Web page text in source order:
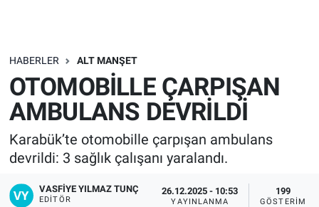
HABERLER ALT MANŞET
OTOMOBİLLE ÇARPIŞAN
AMBULANS DEVRİLDİ
Karabük’te otomobille çarpışan ambulans
devrildi: 3 sağlık çalışanı yaralandı.
VASFIYE YILMAZ TUNÇ
EDITÖR
26.12.2025 - 10:53
YAYINLANMA
199
GÖSTERIM